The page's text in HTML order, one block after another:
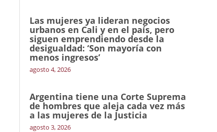
Las mujeres ya lideran negocios
urbanos en Cali y en el país, pero
siguen emprendiendo desde la
desigualdad: ‘Son mayoría con
menos ingresos’
agosto 4, 2026
Argentina tiene una Corte Suprema
de hombres que aleja cada vez más
a las mujeres de la Justicia
agosto 3, 2026